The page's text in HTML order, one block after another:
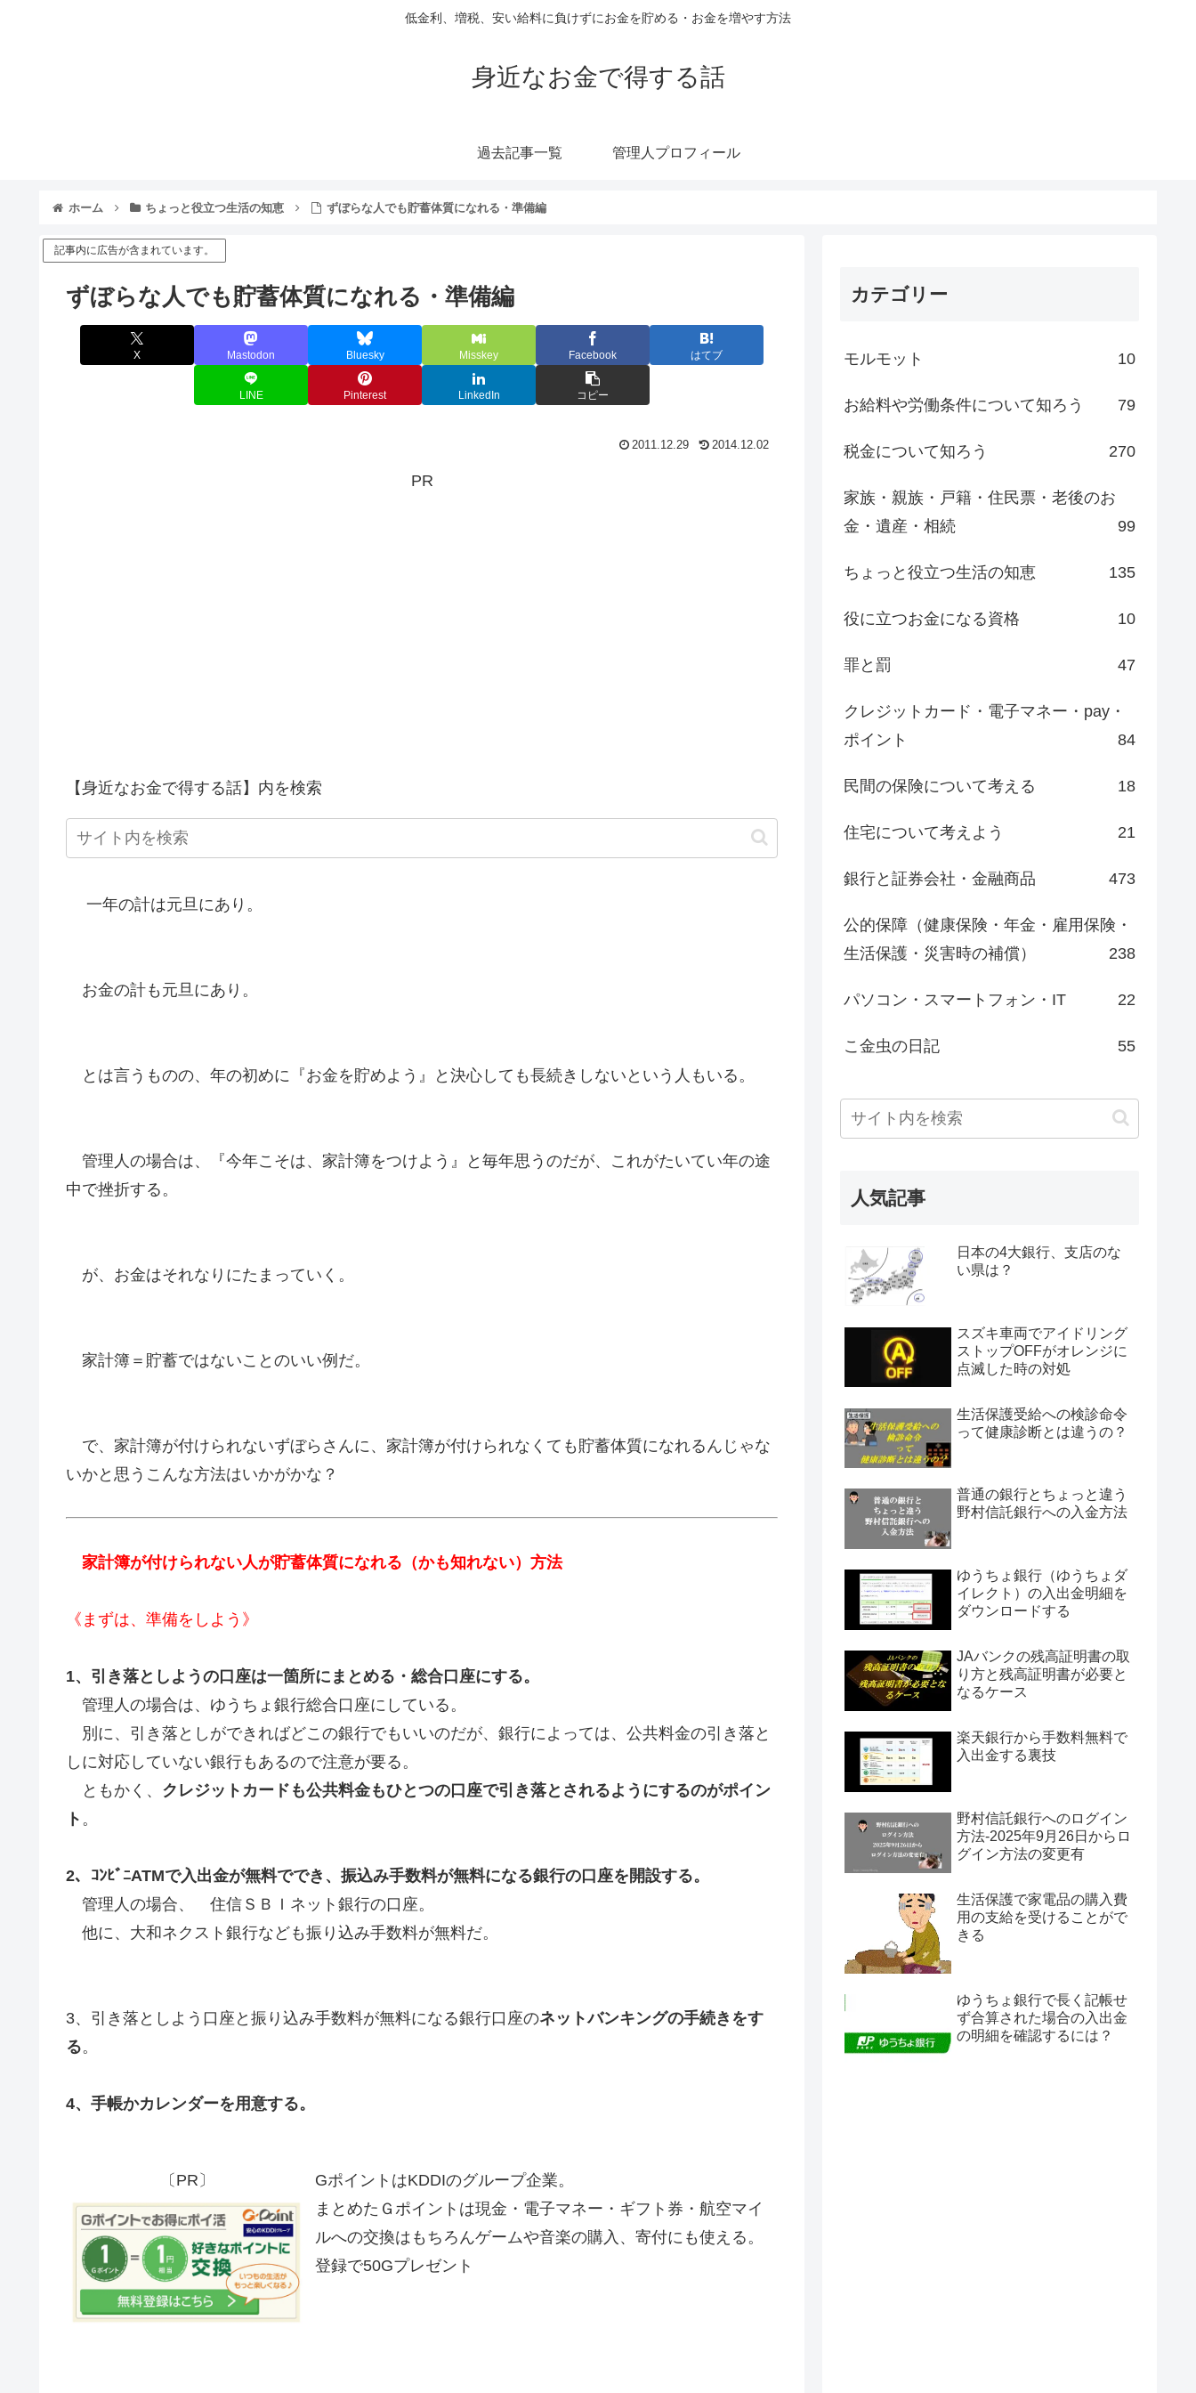
低金利、増税、安い給料に負けずにお金を貯める・お金を増やす方法
身近なお金で得する話
過去記事一覧 管理人プロフィール
ホーム ちょっと役立つ生活の知恵 ずぼらな人でも貯蓄体質になれる・準備編
記事内に広告が含まれています。
ずぼらな人でも貯蓄体質になれる・準備編
X Mastodon Bluesky Misskey Facebook はてブ
LINE Pinterest LinkedIn コピー
2011.12.29 2014.12.02
PR
【身近なお金で得する話】内を検索
一年の計は元旦にあり。
お金の計も元旦にあり。
とは言うものの、年の初めに『お金を貯めよう』と決心しても長続きしないという人もいる。
管理人の場合は、『今年こそは、家計簿をつけよう』と毎年思うのだが、これがたいてい年の途
中で挫折する。
が、お金はそれなりにたまっていく。
家計簿＝貯蓄ではないことのいい例だ。
で、家計簿が付けられないずぼらさんに、家計簿が付けられなくても貯蓄体質になれるんじゃな
いかと思うこんな方法はいかがかな？
家計簿が付けられない人が貯蓄体質になれる（かも知れない）方法
《まずは、準備をしよう》
1、引き落としようの口座は一箇所にまとめる・総合口座にする。
管理人の場合は、ゆうちょ銀行総合口座にしている。
別に、引き落としができればどこの銀行でもいいのだが、銀行によっては、公共料金の引き落と
しに対応していない銀行もあるので注意が要る。
ともかく、 クレジットカードも公共料金もひとつの口座で引き落とされるようにするのがポイン
ト 。
2、ｺﾝﾋﾞﾆATMで入出金が無料ででき、振込み手数料が無料になる銀行の口座を開設する。
管理人の場合、 住信ＳＢＩネット銀行の口座。
他に、大和ネクスト銀行なども振り込み手数料が無料だ。
3、引き落としよう口座と振り込み手数料が無料になる銀行口座のネットバンキングの手続きをす
る。
4、手帳かカレンダーを用意する。
〔PR〕
GポイントはKDDIのグループ企業。
まとめたＧポイントは現金・電子マネー・ギフト券・航空マイ
ルへの交換はもちろんゲームや音楽の購入、寄付にも使える。
登録で50Gプレゼント
カテゴリー
モルモット 10
お給料や労働条件について知ろう 79
税金について知ろう 270
家族・親族・戸籍・住民票・老後のお
金・遺産・相続
99
ちょっと役立つ生活の知恵 135
役に立つお金になる資格 10
罪と罰 47
クレジットカード・電子マネー・pay・
ポイント
84
民間の保険について考える 18
住宅について考えよう 21
銀行と証券会社・金融商品 473
公的保障（健康保険・年金・雇用保険・
生活保護・災害時の補償）
238
パソコン・スマートフォン・IT 22
こ金虫の日記 55
人気記事
日本の4大銀行、支店のな
い県は？
スズキ車両でアイドリング
ストップOFFがオレンジに
点滅した時の対処
生活保護受給への検診命令
って健康診断とは違うの？
普通の銀行とちょっと違う
野村信託銀行への入金方法
ゆうちょ銀行（ゆうちょダ
イレクト）の入出金明細を
ダウンロードする
JAバンクの残高証明書の取
り方と残高証明書が必要と
なるケース
楽天銀行から手数料無料で
入出金する裏技
野村信託銀行へのログイン
方法-2025年9月26日からロ
グイン方法の変更有
生活保護で家電品の購入費
用の支給を受けることがで
きる
ゆうちょ銀行で長く記帳せ
ず合算された場合の入出金
の明細を確認するには？